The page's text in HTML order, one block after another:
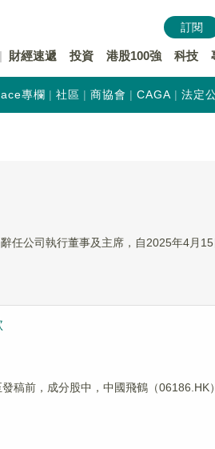
財經速遞 投資 港股100強 科技
訂閱
專欄 社區 商協會 CAGA 法定
任公司執行董事及主席，自2025年4月
稿前，成分股中，中國飛鶴（06186.HK